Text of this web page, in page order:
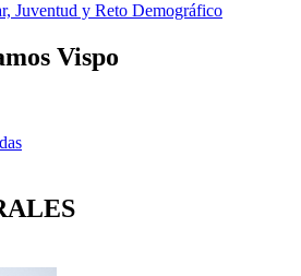
Juventud y Reto Demográfico
Vispo